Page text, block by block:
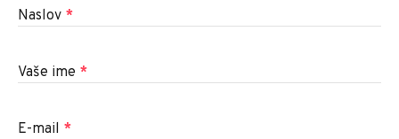
Naslov *
Vaše ime *
E-mail *